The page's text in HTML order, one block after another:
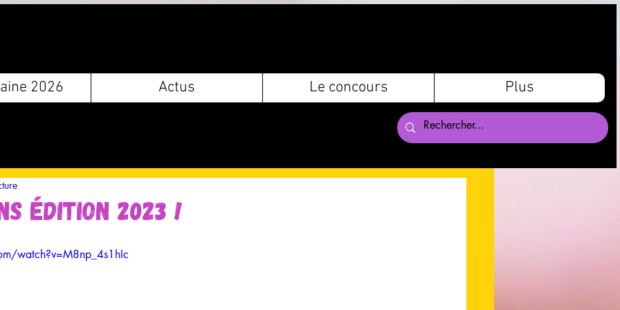
2026 Actus Le concours Plus
édition 2023 !
watch?v=M8np_4s1hIc